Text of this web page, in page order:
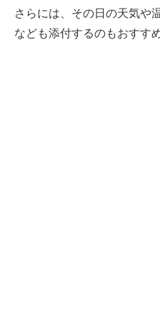
さらには、その日の天気や
なども添付するのもおすす